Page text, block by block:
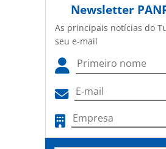
Newsletter
As principais notícias do
seu e-mail